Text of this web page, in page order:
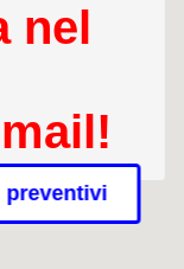
nel
preventivi